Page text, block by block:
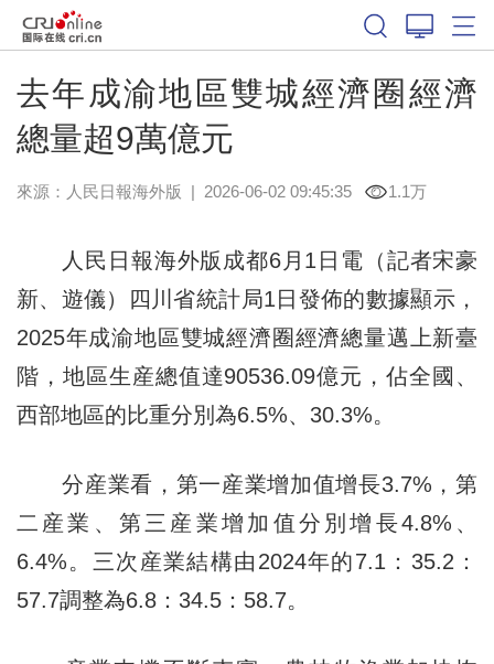
去年成渝地區雙城經濟圈經濟
總量超9萬億元
來源： 人民日報海外版 | 2026-06-02 09:45:35 1.1万
人民日報海外版成都6月1日電（記者宋豪
新、遊儀）四川省統計局1日發佈的數據顯示，
2025年成渝地區雙城經濟圈經濟總量邁上新臺
階，地區生産總值達90536.09億元，佔全國、
西部地區的比重分別為6.5%、30.3%。
分産業看，第一産業增加值增長3.7%，第
二産業、第三産業增加值分別增長4.8%、
6.4%。三次産業結構由2024年的7.1：35.2：
57.7調整為6.8：34.5：58.7。